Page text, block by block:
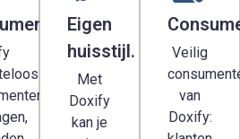
Eigen
huisstijl.
Met
Doxify
kan je
Veilig
van
Doxify: